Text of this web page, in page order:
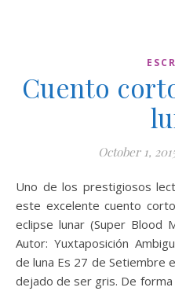
Cuento
October 1,
Uno de los prestigiosos lectores de este blog me envío
este excelente cuento
eclipse lunar (Super Blood
Autor: Yuxtaposición
de luna Es 27 de Setiembre
dejado de ser gris. De